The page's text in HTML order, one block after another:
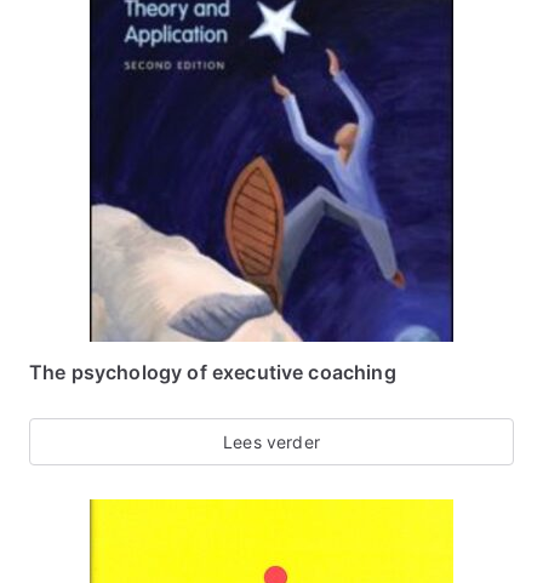
The psychology of executive coaching
Lees verder